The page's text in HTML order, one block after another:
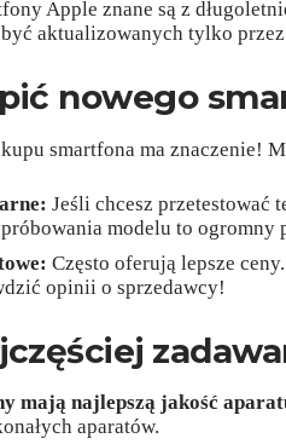
Apple znane są z
aktualizowanych tylko
nowego
smartfona ma znaczenie!
Jeśli chcesz przetestować
modelu to ogromny
Często oferują lepsze
opinii o sprzedawcy!
mają najlepszą jakość
aparatów.